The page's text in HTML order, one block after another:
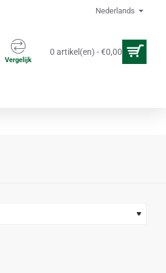
Nederlands
Vergelijk
0 artikel(en) - €0,00